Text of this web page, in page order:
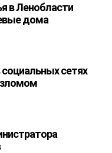
в Ленобласти
дома
сетях